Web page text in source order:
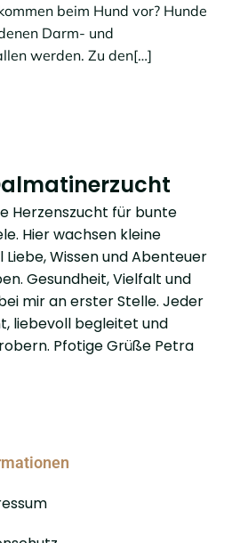
beim Hund vor? Hunde
Darm- und
werden. Zu den[…]
Herzenszucht für bunte
Hier wachsen kleine
Wissen und Abenteuer
Gesundheit, Vielfalt und
mir an erster Stelle. Jeder
liebevoll begleitet und
Pfotige Grüße Petra